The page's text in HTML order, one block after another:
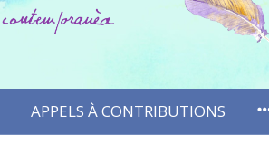
APPELS À CONTRIBUTIONS